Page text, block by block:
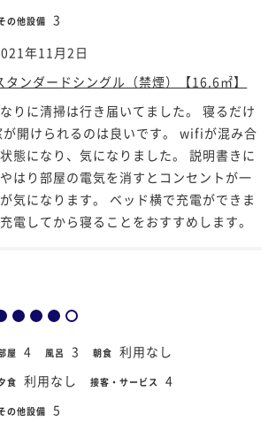
の他設備 3
年11月2日
タンダードシングル（禁煙）【16.6㎡】
りに清掃は行き届いてました。 寝るだけ
が開けられるのは良いです。 wifiが混み合
態になり、気になりました。 説明書きに
はり部屋の電気を消すとコンセントが一
気になります。 ベッド横で充電ができま
電してから寝ることをおすすめします。
屋 4 風呂 3 朝食 利用なし
食 利用なし 接客・サービス 4
の他設備 5